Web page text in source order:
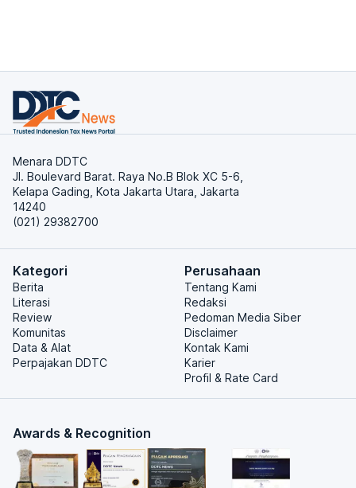
Menara DDTC
Jl. Boulevard Barat. Raya No.B Blok XC 5-6,
Kelapa Gading, Kota Jakarta Utara, Jakarta
14240
(021) 29382700
Kategori
Berita
Literasi
Review
Komunitas
Data & Alat
Perpajakan DDTC
Perusahaan
Tentang Kami
Redaksi
Pedoman Media Siber
Disclaimer
Kontak Kami
Karier
Profil & Rate Card
Awards & Recognition